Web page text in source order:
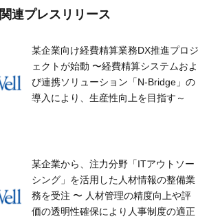
関連プレスリリース
某企業向け経費精算業務DX推進プロジ
ェクトが始動 〜経費精算システムおよ
び連携ソリューション「N-Bridge」の
導入により、生産性向上を目指す～
某企業から、注力分野「ITアウトソー
シング」を活用した人材情報の整備業
務を受注 〜 人材管理の精度向上や評
価の透明性確保により人事制度の適正